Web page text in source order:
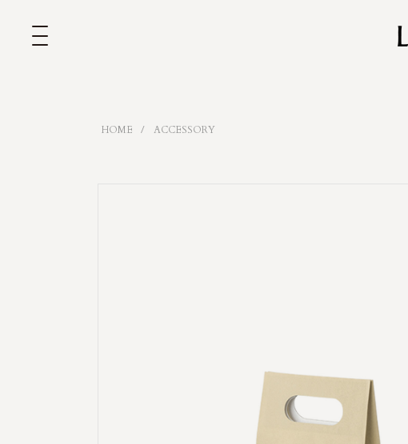
HOME / ACCESSORY